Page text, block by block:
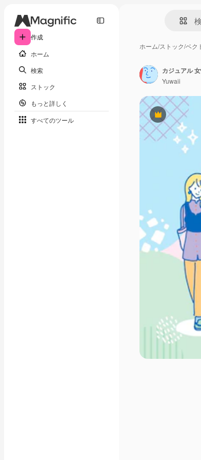
作成
ホーム
検索
ストック
もっと詳しく
すべてのツール
ホーム/ストック/ベク
Premium
カジュアル
Yuwaii